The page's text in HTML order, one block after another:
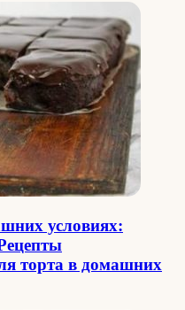
условиях:
торта в домашних